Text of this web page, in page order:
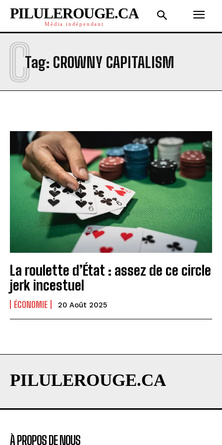
PILULEROUGE.CA
Média indépendant
Tag: CROWNY CAPITALISM
C
La roulette d’État : assez de ce circle
jerk incestuel
ÉCONOMIE 20 Août 2025
PILULEROUGE.CA
À PROPOS DE NOUS